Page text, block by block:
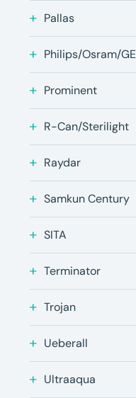
Pallas
Philips/Osram/GE
Prominent
R-Can/Sterilight
Raydar
Samkun Century
SITA
Terminator
Trojan
Ueberall
Ultraaqua